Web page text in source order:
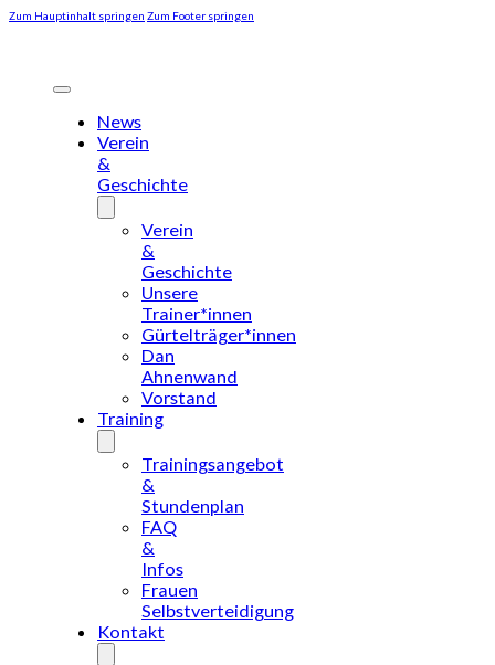
Zum Hauptinhalt springen Zum Footer springen
News
Verein
&
Geschichte
Verein
&
Geschichte
Unsere
Trainer*innen
Gürtelträger*innen
Dan
Ahnenwand
Vorstand
Training
Trainingsangebot
&
Stundenplan
FAQ
&
Infos
Frauen
Selbstverteidigung
Kontakt